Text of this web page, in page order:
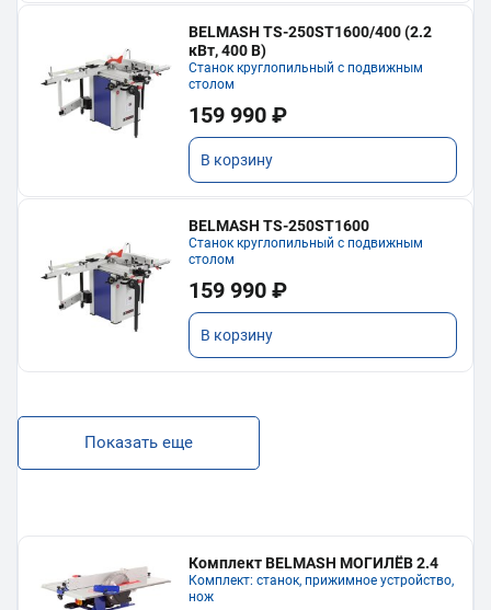
BELMASH TS-250ST1600/400 (2.2
кВт, 400 В)
Станок круглопильный с подвижным
столом
159 990 ₽
В корзину
BELMASH TS-250ST1600
Станок круглопильный с подвижным
столом
159 990 ₽
В корзину
Показать еще
Комплект BELMASH МОГИЛЁВ 2.4
Комплект: станок, прижимное устройство,
нож